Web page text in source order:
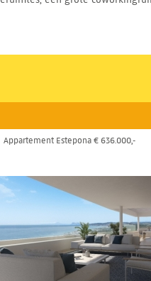
Appartement Estepona € 636.000,-